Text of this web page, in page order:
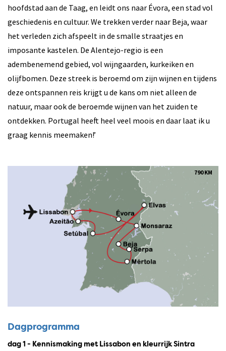
hoofdstad aan de Taag, en leidt ons naar Évora, een stad vol
geschiedenis en cultuur. We trekken verder naar Beja, waar
het verleden zich afspeelt in de smalle straatjes en
imposante kastelen. De Alentejo-regio is een
adembenemend gebied, vol wijngaarden, kurkeiken en
olijfbomen. Deze streek is beroemd om zijn wijnen en tijdens
deze ontspannen reis krijgt u de kans om niet alleen de
natuur, maar ook de beroemde wijnen van het zuiden te
ontdekken. Portugal heeft heel veel moois en daar laat ik u
graag kennis meemaken!’
790 KM
Dagprogramma
dag 1 - Kennismaking met Lissabon en kleurrijk Sintra